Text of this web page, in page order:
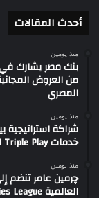
أحدث المقالات
منذ يومين
بنك مصر يشارك في
من العروض
المصري
منذ يومين
شراكة استراتيجية
خدمات Triple Play الذكية بمشروع داون تاون بالعلمين الجديدة
منذ يومين
العالمية All Ladies League عن الإعلام الرقمي والتجارة الإلكترونية